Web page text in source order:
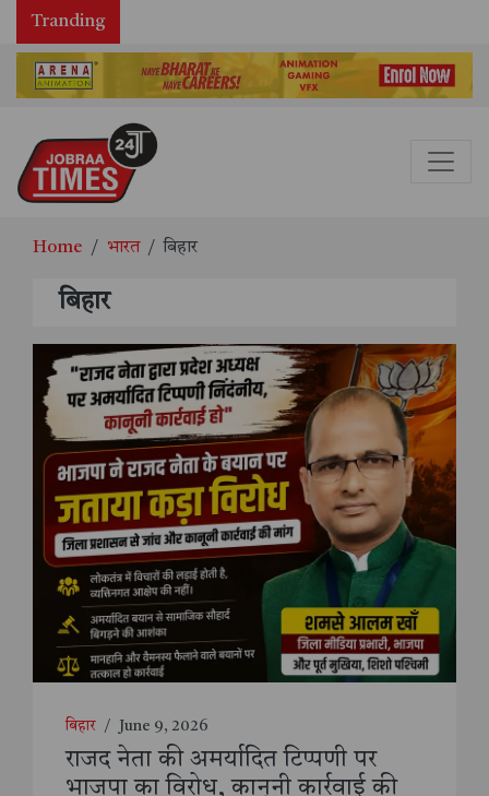
Tranding
Home भारत बिहार
बिहार
बिहार / June 9, 2026
राजद नेता की अमर्यादित टिप्पणी पर
भाजपा का विरोध, कानूनी कार्रवाई की